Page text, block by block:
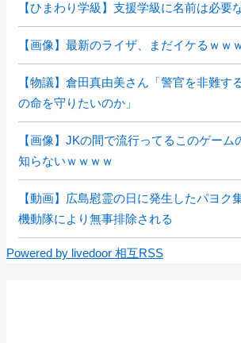
【ひまわり学級】支援学級に名前は必要
【画像】最新のライザ、まだイケるｗｗ
【物議】倉田真由美さん「警官を非難す
の命を守りたいのか」
【画像】JKの間で流行ってるこのゲーム
知らないｗｗｗｗ
【動画】広島慰霊の日に発生したパヨク
機動隊により無事排除される
Powered by livedoor 相互RSS